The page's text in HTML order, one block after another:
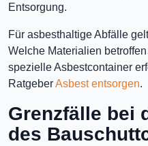
Entsorgung.
Für asbesthaltige Abfälle
Welche Materialien
spezielle Asbestcontainer
RatgeberAsbest entsorgen.
Grenzfälle bei
des